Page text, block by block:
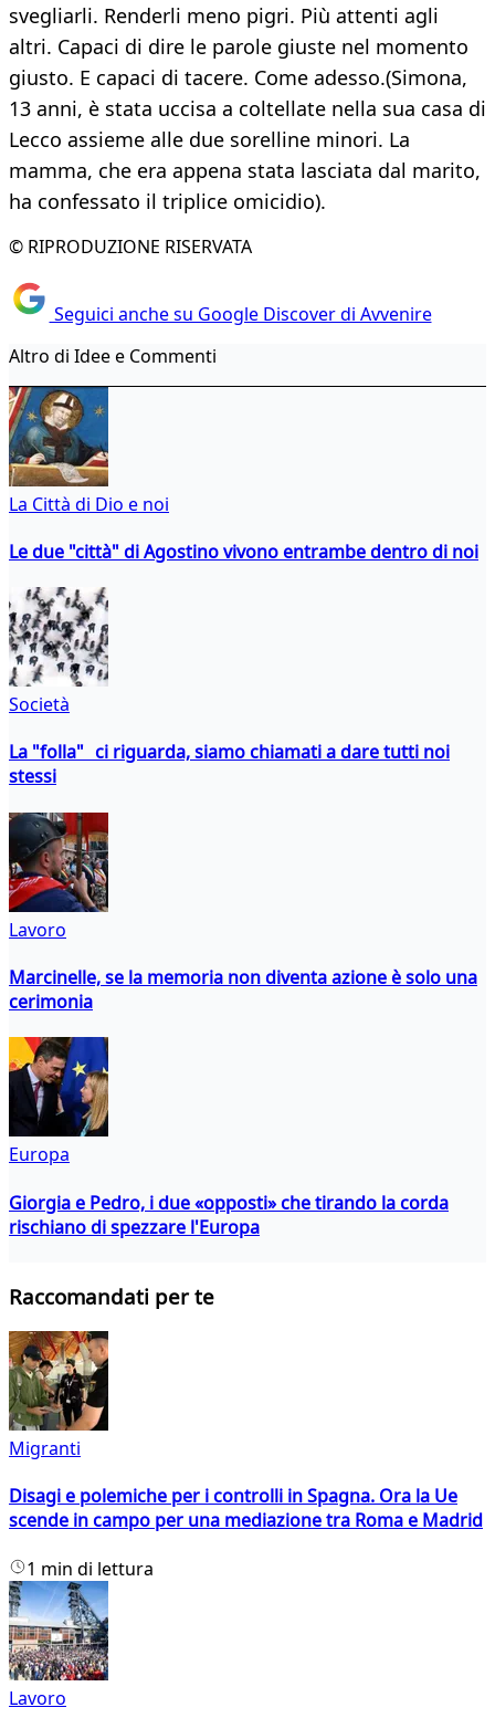
svegliarli. Renderli meno pigri. Più attenti agli
altri. Capaci di dire le parole giuste nel momento
giusto. E capaci di tacere. Come adesso.(Simona,
13 anni, è stata uccisa a coltellate nella sua casa di
Lecco assieme alle due sorelline minori. La
mamma, che era appena stata lasciata dal marito,
ha confessato il triplice omicidio).
© RIPRODUZIONE RISERVATA
Seguici anche su Google Discover di Avvenire
Altro di Idee e Commenti
La Città di Dio e noi
Le due "città" di Agostino vivono entrambe dentro di noi
Società
La "folla" ci riguarda, siamo chiamati a dare tutti noi
stessi
Lavoro
Marcinelle, se la memoria non diventa azione è solo una
cerimonia
Europa
Giorgia e Pedro, i due «opposti» che tirando la corda
rischiano di spezzare l'Europa
Raccomandati per te
Migranti
Disagi e polemiche per i controlli in Spagna. Ora la Ue
scende in campo per una mediazione tra Roma e Madrid
1 min di lettura
Lavoro